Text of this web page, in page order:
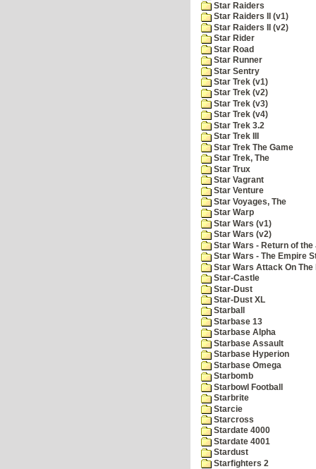
Star Raiders
Star Raiders II (v1)
Star Raiders II (v2)
Star Rider
Star Road
Star Runner
Star Sentry
Star Trek (v1)
Star Trek (v2)
Star Trek (v3)
Star Trek (v4)
Star Trek 3.2
Star Trek III
Star Trek The Game
Star Trek, The
Star Trux
Star Vagrant
Star Venture
Star Voyages, The
Star Warp
Star Wars (v1)
Star Wars (v2)
Star Wars - Return of
Star Wars - The Empire
Star Wars Attack On The
Star-Castle
Star-Dust
Star-Dust XL
Starball
Starbase 13
Starbase Alpha
Starbase Assault
Starbase Hyperion
Starbase Omega
Starbomb
Starbowl Football
Starbrite
Starcie
Starcross
Stardate 4000
Stardate 4001
Stardust
Starfighters 2